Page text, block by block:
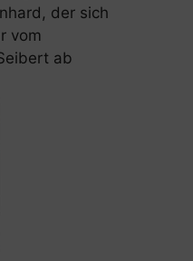
der sich
vom
ab